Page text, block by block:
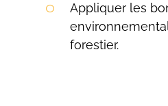
Appliquer les
forestier.